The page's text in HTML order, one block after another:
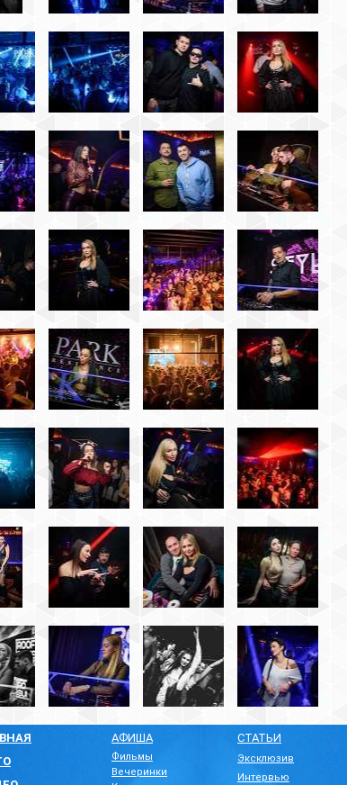
СТАТЬИ
Эксклюзив
Интервью
МЕСТА
Рестораны
Ночные клубы
Театры
Кафе/